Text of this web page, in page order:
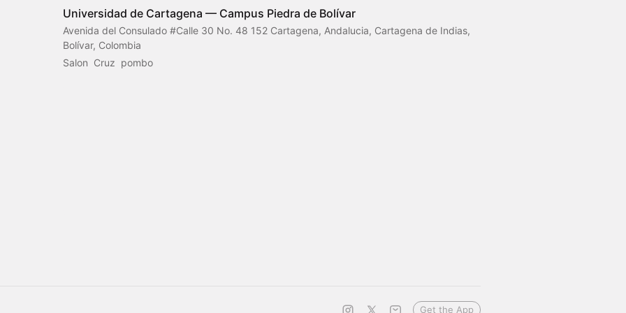
Universidad de Cartagena — Campus Piedra de Bolívar
Avenida del Consulado #Calle 30 No. 48 152 Cartagena, Andalucia, Cartagena de Indias,
Bolívar, Colombia
Salon  Cruz  pombo
Get the App